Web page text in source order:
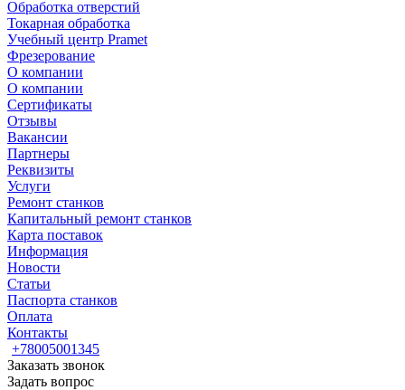
Обработка отверстий
Токарная обработка
Учебный центр Pramet
Фрезерование
О компании
О компании
Сертификаты
Отзывы
Вакансии
Партнеры
Реквизиты
Услуги
Ремонт станков
Капитальный ремонт станков
Карта поставок
Информация
Новости
Статьи
Паспорта станков
Оплата
Контакты
+78005001345
Заказать звонок
Задать вопрос